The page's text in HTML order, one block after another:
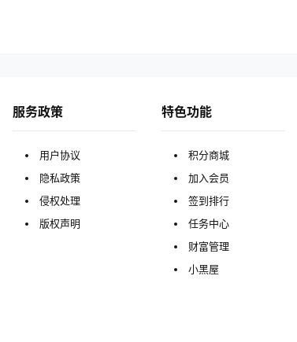
服务政策
用户协议
隐私政策
侵权处理
版权声明
特色功能
积分商城
加入会员
签到排行
任务中心
财富管理
小黑屋